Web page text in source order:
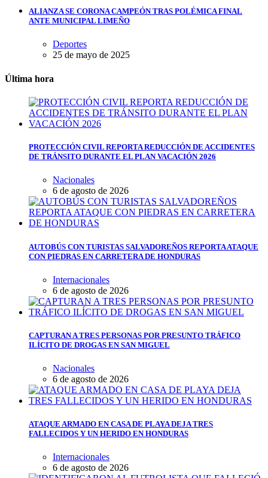
ALIANZA SE CORONA CAMPEÓN TRAS POLÉMICA FINAL
ANTE MUNICIPAL LIMEÑO
Deportes
25 de mayo de 2025
Última hora
PROTECCIÓN CIVIL REPORTA REDUCCIÓN DE ACCIDENTES
DE TRÁNSITO DURANTE EL PLAN VACACIÓN 2026
Nacionales
6 de agosto de 2026
AUTOBÚS CON TURISTAS SALVADOREÑOS REPORTA ATAQUE
CON PIEDRAS EN CARRETERA DE HONDURAS
Internacionales
6 de agosto de 2026
CAPTURAN A TRES PERSONAS POR PRESUNTO TRÁFICO
ILÍCITO DE DROGAS EN SAN MIGUEL
Nacionales
6 de agosto de 2026
ATAQUE ARMADO EN CASA DE PLAYA DEJA TRES
FALLECIDOS Y UN HERIDO EN HONDURAS
Internacionales
6 de agosto de 2026